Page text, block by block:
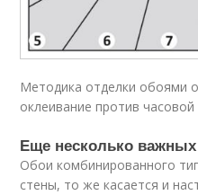
Методика отделки обоями
оклеивание против часовой
Еще несколько
Обои комбинированного
стены, то же касается и